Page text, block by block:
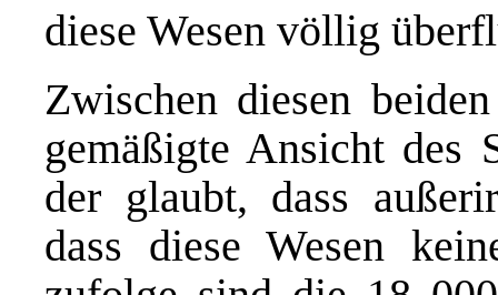
diese Wesen völlig
Zwischen diesen
gemäßigte Ansicht des
der glaubt, dass
dass diese Wesen